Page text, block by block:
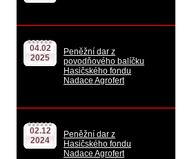
04.02
2025
Peněžní dar z
povodňového balíčku
Hasičského fondu
Nadace Agrofert
02.12
2024
Peněžní dar z
Hasičského fondu
Nadace Agrofert